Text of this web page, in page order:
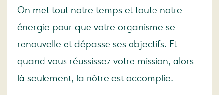
On met tout notre temps et toute notre
énergie pour que votre organisme se
renouvelle et dépasse ses objectifs. Et
quand vous réussissez votre mission, alors
là seulement, la nôtre est accomplie.